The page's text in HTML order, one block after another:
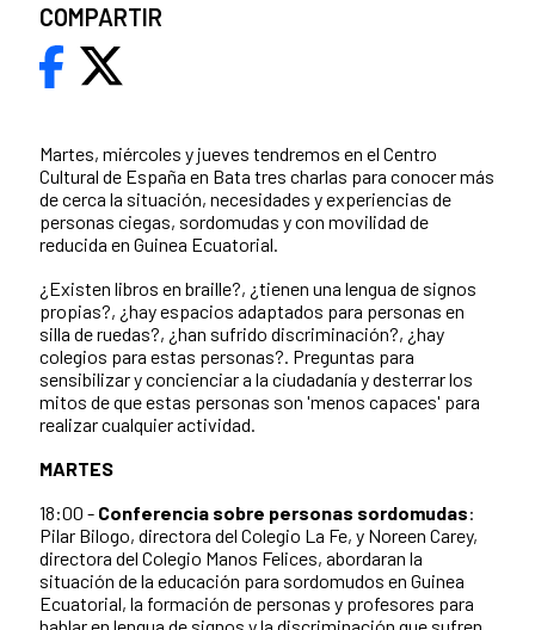
Martes, miércoles y jueves tendremos en el Centro
Cultural de España en Bata tres charlas para conocer más
de cerca la situación, necesidades y experiencias de
personas ciegas, sordomudas y con movilidad de
reducida en Guinea Ecuatorial.
¿Existen libros en braille?, ¿tienen una lengua de signos
propias?, ¿hay espacios adaptados para personas en
silla de ruedas?, ¿han sufrido discriminación?, ¿hay
colegios para estas personas?. Preguntas para
sensibilizar y concienciar a la ciudadanía y desterrar los
mitos de que estas personas son 'menos capaces' para
realizar cualquier actividad.
MARTES
18:00 - Conferencia sobre personas sordomudas:
Pilar Bilogo, directora del Colegio La Fe, y Noreen Carey,
directora del Colegio Manos Felices, abordaran la
situación de la educación para sordomudos en Guinea
Ecuatorial, la formación de personas y profesores para
COMPARTIR